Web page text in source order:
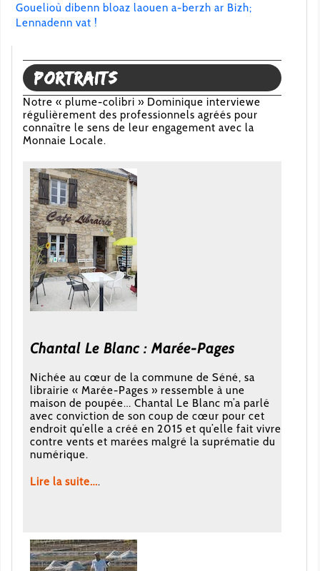
Gouelioù dibenn bloaz laouen a-berzh ar Bizh;
Lennadenn vat !
Portraits
Notre « plume-colibri » Dominique interviewe
régulièrement des professionnels agréés pour
connaître le sens de leur engagement avec la
Monnaie Locale.
Chantal Le Blanc : Marée-Pages
Nichée au cœur de la commune de Séné, sa
librairie « Marée-Pages » ressemble à une
maison de poupée… Chantal Le Blanc m’a parlé
avec conviction de son coup de cœur pour cet
endroit qu’elle a créé en 2015 et qu’elle fait vivre
contre vents et marées malgré la suprématie du
numérique.
Lire la suite….